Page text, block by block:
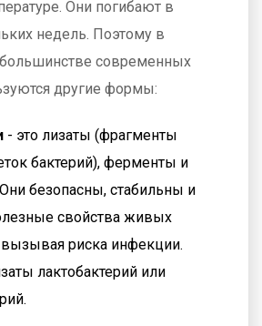
Они погибают в
недель. Поэтому в
современных
другие формы:
- это лизаты (фрагменты
бактерий), ферменты и
безопасны, стабильны и
свойства живых
риска инфекции.
лактобактерий или